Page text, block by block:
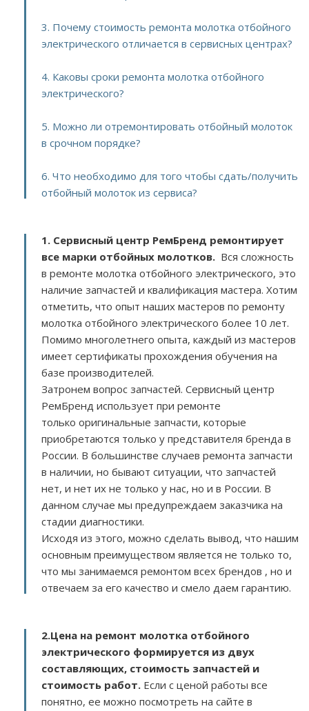
3. Почему стоимость ремонта молотка отбойного
электрического отличается в сервисных центрах?
4. Каковы сроки ремонта молотка отбойного
электрического?
5. Можно ли отремонтировать отбойный молоток
в срочном порядке?
6. Что необходимо для того чтобы сдать/получить
отбойный молоток из сервиса?
1. Сервисный центр РемБренд ремонтирует
все марки отбойных молотков. Вся сложность
в ремонте молотка отбойного электрического, это
наличие запчастей и квалификация мастера. Хотим
отметить, что опыт наших мастеров по ремонту
молотка отбойного электрического более 10 лет.
Помимо многолетнего опыта, каждый из мастеров
имеет сертификаты прохождения обучения на
базе производителей.
Затронем вопрос запчастей. Сервисный центр
РемБренд использует при ремонте
только оригинальные запчасти, которые
приобретаются только у представителя бренда в
России. В большинстве случаев ремонта запчасти
в наличии, но бывают ситуации, что запчастей
нет, и нет их не только у нас, но и в России. В
данном случае мы предупреждаем заказчика на
стадии диагностики.
Исходя из этого, можно сделать вывод, что нашим
основным преимуществом является не только то,
что мы занимаемся ремонтом всех брендов , но и
отвечаем за его качество и смело даем гарантию.
2.Цена на ремонт молотка отбойного
электрического формируется из двух
составляющих, стоимость запчастей и
стоимость работ. Если с ценой работы все
понятно, ее можно посмотреть на сайте в